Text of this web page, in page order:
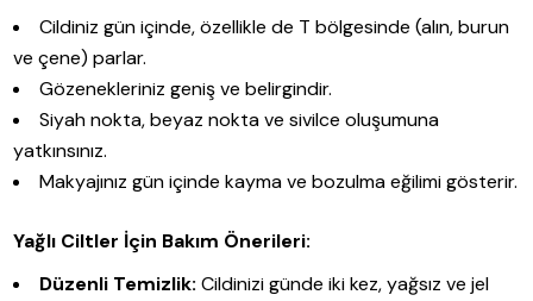
Cildiniz gün içinde, özellikle de T bölgesinde (alın, burun
ve çene) parlar.
Gözenekleriniz geniş ve belirgindir.
Siyah nokta, beyaz nokta ve sivilce oluşumuna
yatkınsınız.
Makyajınız gün içinde kayma ve bozulma eğilimi gösterir.
Yağlı Ciltler İçin Bakım Önerileri:
Düzenli Temizlik: Cildinizi günde iki kez, yağsız ve jel